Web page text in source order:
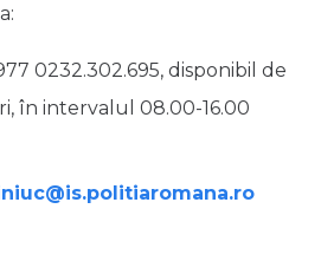
0232.302.695, disponibil de
în intervalul 08.00-16.00